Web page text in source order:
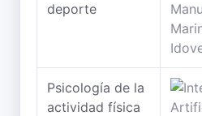
deporte
Psicología de la
actividad física